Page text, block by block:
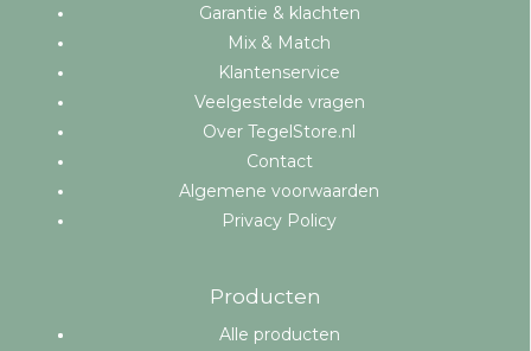
Garantie & klachten
Mix & Match
Klantenservice
Veelgestelde vragen
Over TegelStore.nl
Contact
Algemene voorwaarden
Privacy Policy
Producten
Alle producten